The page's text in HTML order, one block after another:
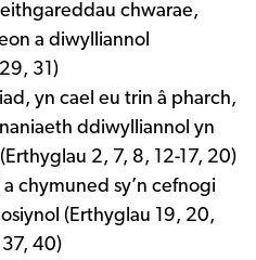
chwarae,
a diwylliannol
31)
yn cael eu trin â pharch,
ddiwylliannol yn
2, 7, 8, 12-17, 20)
chymuned sy’n cefnogi
(Erthyglau 19, 20,
40)